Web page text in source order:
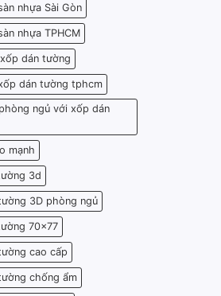
nhựa Sài Gòn
nhựa TPHCM
dán tường
dán tường tphcm
ngủ với xốp dán
mạnh
3d
3D phòng ngủ
70x77
cao cấp
chống ẩm